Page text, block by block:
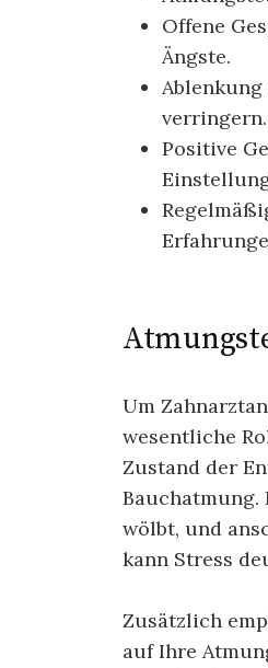
Offene
Ängste.
verringern.
Positive
Um
wesentliche
Zustand der
Bauchatmung.
wölbt, und
kann Stress
Zusätzlich
auf Ihre